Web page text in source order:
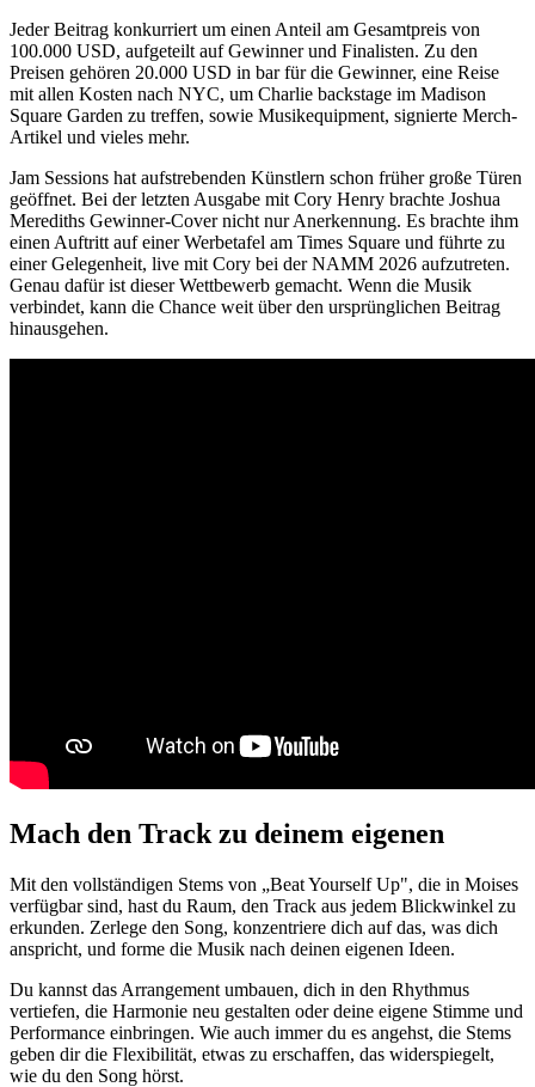
Jeder Beitrag konkurriert um einen Anteil am Gesamtpreis von
100.000 USD, aufgeteilt auf Gewinner und Finalisten. Zu den
Preisen gehören 20.000 USD in bar für die Gewinner, eine Reise
mit allen Kosten nach NYC, um Charlie backstage im Madison
Square Garden zu treffen, sowie Musikequipment, signierte Merch-
Artikel und vieles mehr.
Jam Sessions hat aufstrebenden Künstlern schon früher große Türen
geöffnet. Bei der letzten Ausgabe mit Cory Henry brachte Joshua
Merediths Gewinner-Cover nicht nur Anerkennung. Es brachte ihm
einen Auftritt auf einer Werbetafel am Times Square und führte zu
einer Gelegenheit, live mit Cory bei der NAMM 2026 aufzutreten.
Genau dafür ist dieser Wettbewerb gemacht. Wenn die Musik
verbindet, kann die Chance weit über den ursprünglichen Beitrag
hinausgehen.
Mach den Track zu deinem eigenen
Mit den vollständigen Stems von „Beat Yourself Up", die in Moises
verfügbar sind, hast du Raum, den Track aus jedem Blickwinkel zu
erkunden. Zerlege den Song, konzentriere dich auf das, was dich
anspricht, und forme die Musik nach deinen eigenen Ideen.
Du kannst das Arrangement umbauen, dich in den Rhythmus
vertiefen, die Harmonie neu gestalten oder deine eigene Stimme und
Performance einbringen. Wie auch immer du es angehst, die Stems
geben dir die Flexibilität, etwas zu erschaffen, das widerspiegelt,
wie du den Song hörst.